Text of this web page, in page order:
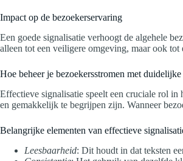
Impact op de bezoekerservaring
Een goede signalisatie verhoogt de algehele
alleen tot een veiligere omgeving, maar ook
Hoe beheer je bezoekersstromen met
Effectieve signalisatie speelt een cruciale rol
en gemakkelijk te begrijpen zijn. Wanneer
Belangrijke elementen van effectieve
Leesbaarheid: Dit houdt in dat teksten